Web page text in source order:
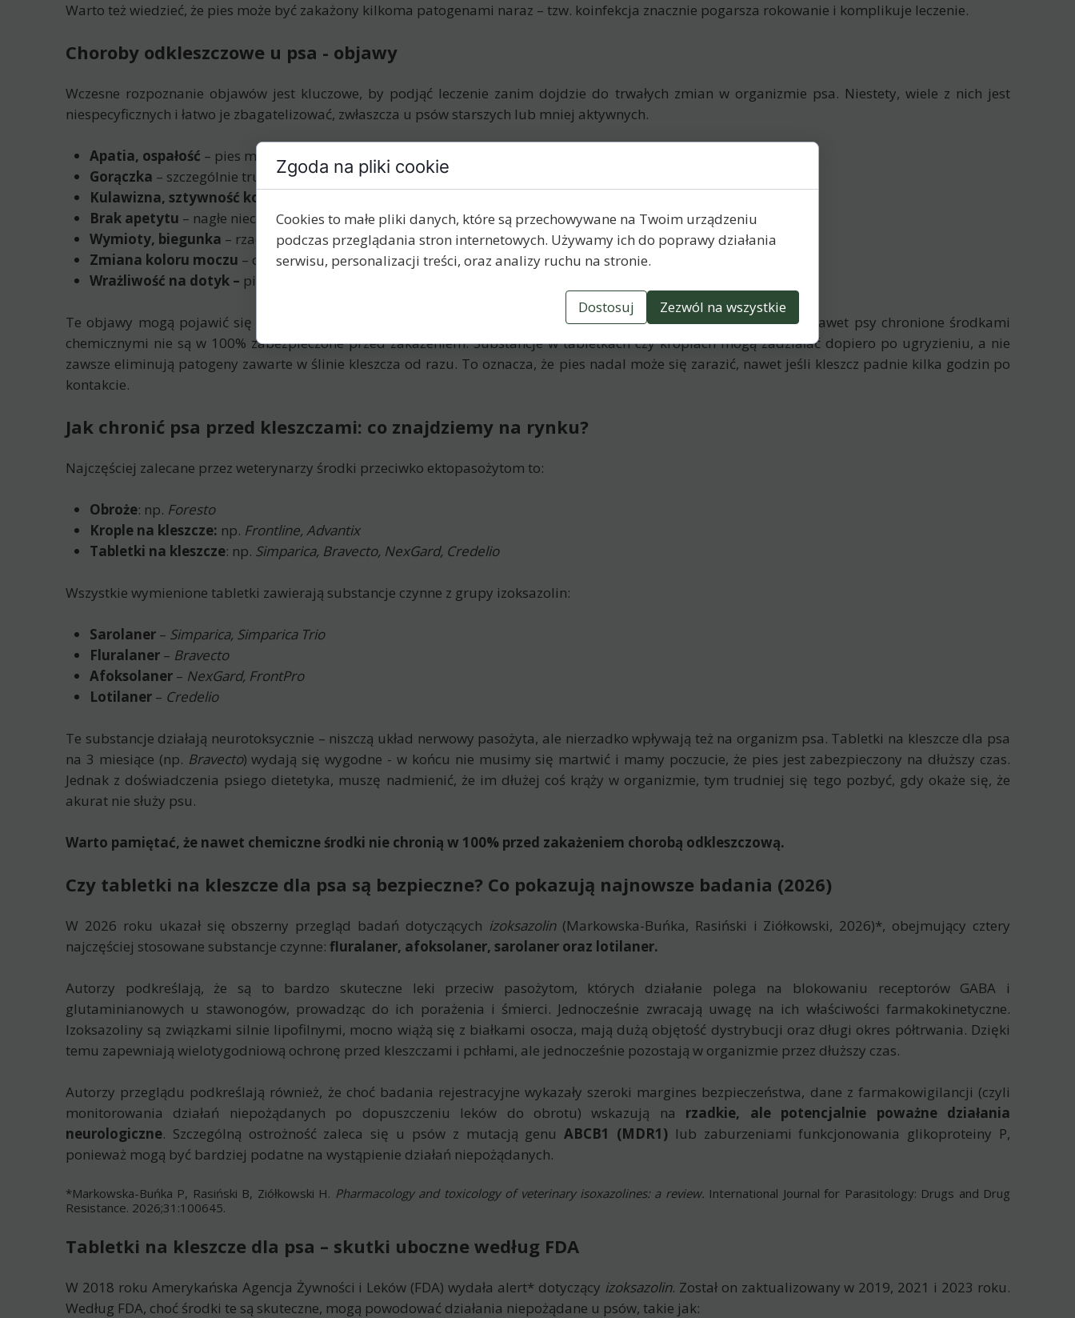
Warto też wiedzieć, że pies może być zakażony kilkoma patogenami naraz – tzw. koinfekcja znacznie pogarsza rokowanie i komplikuje leczenie.
Choroby odkleszczowe u psa - objawy
Wczesne rozpoznanie objawów jest kluczowe, by podjąć leczenie zanim dojdzie do trwałych zmian w organizmie psa. Niestety, wiele z nich jest
niespecyficznych i łatwo je zbagatelizować, zwłaszcza u psów starszych lub mniej aktywnych.
Apatia, ospałość – pies mniej się rusza, unika zabawy
Gorączka – szczególnie trudna do rozpoznania bez pomiaru temperatury (norma to 38–39°C)
Kulawizna, sztywność kończyn
Brak apetytu – nagłe niechęć do jedzenia, nawet ulubionych przysmaków
Wymioty, biegunka – rzadziej, ale mogą się pojawić, szczególnie przy babeszjozie
Zmiana koloru moczu – ciemny, brunatny lub czerwony może świadczyć o hemolizie (rozpadzie krwinek)
Wrażliwość na dotyk – pies może nie dawać się dotknąć, popiskiwać, unikać kontaktu
Te objawy mogą pojawić się od kilku dni do nawet kilku tygodni po ugryzieniu przez kleszcza u psa. Co ważne – nawet psy chronione środkami
chemicznymi nie są w 100% zabezpieczone przed zakażeniem. Substancje w tabletkach czy kroplach mogą zadziałać dopiero po ugryzieniu, a nie
zawsze eliminują patogeny zawarte w ślinie kleszcza od razu. To oznacza, że pies nadal może się zarazić, nawet jeśli kleszcz padnie kilka godzin po
kontakcie.
Jak chronić psa przed kleszczami: co znajdziemy na rynku?
Najczęściej zalecane przez weterynarzy środki przeciwko ektopasożytom to:
Obroże: np. Foresto
Krople na kleszcze: np. Frontline, Advantix
Tabletki na kleszcze: np. Simparica, Bravecto, NexGard, Credelio
Wszystkie wymienione tabletki zawierają substancje czynne z grupy izoksazolin:
Sarolaner – Simparica, Simparica Trio
Fluralaner – Bravecto
Afoksolaner – NexGard, FrontPro
Lotilaner – Credelio
Te substancje działają neurotoksycznie – niszczą układ nerwowy pasożyta, ale nierzadko wpływają też na organizm psa. Tabletki na kleszcze dla psa
na 3 miesiące (np. Bravecto) wydają się wygodne - w końcu nie musimy się martwić i mamy poczucie, że pies jest zabezpieczony na dłuższy czas.
Jednak z doświadczenia psiego dietetyka, muszę nadmienić, że im dłużej coś krąży w organizmie, tym trudniej się tego pozbyć, gdy okaże się, że
akurat nie służy psu.
Warto pamiętać, że nawet chemiczne środki nie chronią w 100% przed zakażeniem chorobą odkleszczową.
Czy tabletki na kleszcze dla psa są bezpieczne? Co pokazują najnowsze badania (2026)
W 2026 roku ukazał się obszerny przegląd badań dotyczących izoksazolin (Markowska-Buńka, Rasiński i Ziółkowski, 2026)*, obejmujący cztery
najczęściej stosowane substancje czynne: fluralaner, afoksolaner, sarolaner oraz lotilaner.
Autorzy podkreślają, że są to bardzo skuteczne leki przeciw pasożytom, których działanie polega na blokowaniu receptorów GABA i
glutaminianowych u stawonogów, prowadząc do ich porażenia i śmierci. Jednocześnie zwracają uwagę na ich właściwości farmakokinetyczne.
Izoksazoliny są związkami silnie lipofilnymi, mocno wiążą się z białkami osocza, mają dużą objętość dystrybucji oraz długi okres półtrwania. Dzięki
temu zapewniają wielotygodniową ochronę przed kleszczami i pchłami, ale jednocześnie pozostają w organizmie przez dłuższy czas.
Autorzy przeglądu podkreślają również, że choć badania rejestracyjne wykazały szeroki margines bezpieczeństwa, dane z farmakowigilancji (czyli
monitorowania działań niepożądanych po dopuszczeniu leków do obrotu) wskazują na rzadkie, ale potencjalnie poważne działania
neurologiczne. Szczególną ostrożność zaleca się u psów z mutacją genuABCB1 (MDR1)lub zaburzeniami funkcjonowania glikoproteiny P,
ponieważ mogą być bardziej podatne na wystąpienie działań niepożądanych.
*Markowska-Buńka P, Rasiński B, Ziółkowski H. Pharmacology and toxicology of veterinary isoxazolines: a review. International Journal for Parasitology: Drugs and Drug
Resistance. 2026;31:100645.
Tabletki na kleszcze dla psa – skutki uboczne według FDA
W 2018 roku Amerykańska Agencja Żywności i Leków (FDA) wydała alert* dotyczący izoksazolin. Został on zaktualizowany w 2019, 2021 i 2023 roku.
Według FDA, choć środki te są skuteczne, mogą powodować działania niepożądane u psów, takie jak:
Zgoda na pliki cookie
Cookies to małe pliki danych, które są przechowywane na Twoim urządzeniu
podczas przeglądania stron internetowych. Używamy ich do poprawy działania
serwisu, personalizacji treści, oraz analizy ruchu na stronie.
Dostosuj Zezwól na wszystkie